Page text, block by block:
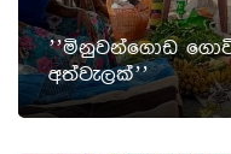
’’මිනුවන්ගොඩ
අත්වැලක්’’